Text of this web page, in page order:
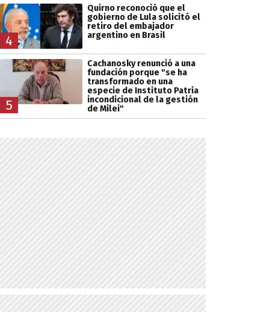
4
Quirno reconoció que el
gobierno de Lula solicitó el
retiro del embajador
argentino en Brasil
5
Cachanosky renunció a una
fundación porque "se ha
transformado en una
especie de Instituto Patria
incondicional de la gestión
de Milei"